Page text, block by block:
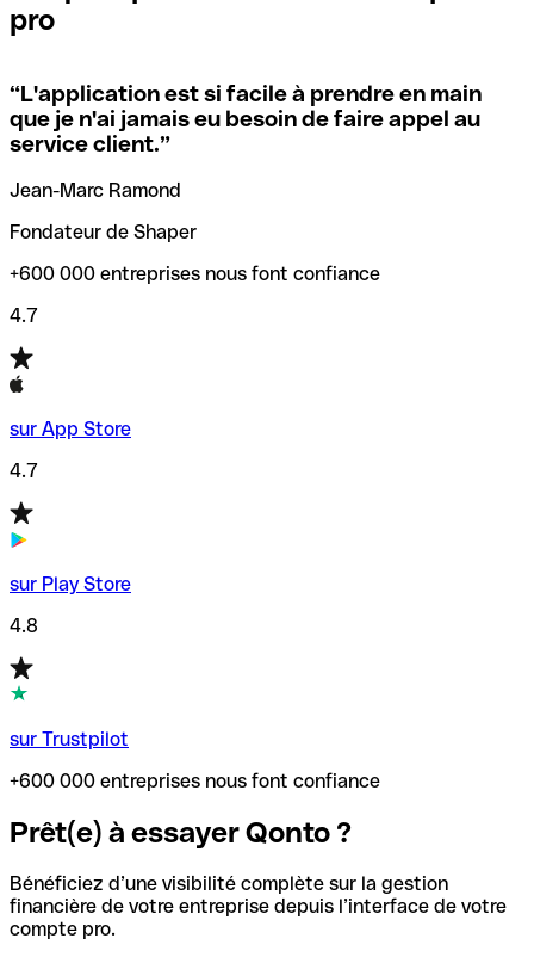
locales.
Si vous n'êtes pas sûr du code SWIFT que vous devriez
utiliser, nous avons développé un outil de recherche de
codes SWIFT par nom de banque.
vérification/recherche de codes SWIFT. Ainsi, vous pouvez
trouver et vérifier vos codes SWIFT avant de réaliser vos
transferts d’argent.
pro
“L'application est si facile à prendre en main
que je n'ai jamais eu besoin de faire appel au
service client.”
Jean-Marc Ramond
Fondateur de Shaper
+600 000 entreprises nous font confiance
4.7
sur App Store
4.7
sur Play Store
4.8
sur Trustpilot
+600 000 entreprises nous font confiance
Prêt(e) à essayer Qonto ?
Bénéficiez d’une visibilité complète sur la gestion
financière de votre entreprise depuis l’interface de votre
compte pro.